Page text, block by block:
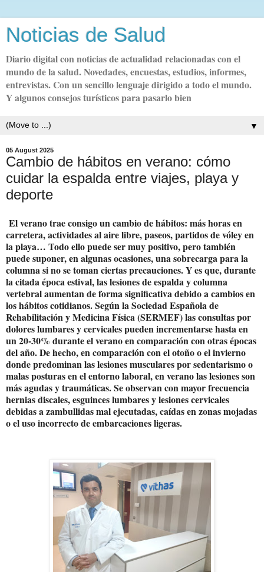
Noticias de Salud
Diario digital con noticias de actualidad relacionadas con el
mundo de la salud. Novedades, encuestas, estudios, informes,
entrevistas. Con un sencillo lenguaje dirigido a todo el mundo.
Y algunos consejos turísticos para pasarlo bien
▼
05 August 2025
Cambio de hábitos en verano: cómo
cuidar la espalda entre viajes, playa y
deporte
El verano trae consigo un cambio de hábitos: más horas en
carretera, actividades al aire libre, paseos, partidos de vóley en
la playa… Todo ello puede ser muy positivo, pero también
puede suponer, en algunas ocasiones, una sobrecarga para la
columna si no se toman ciertas precauciones. Y es que, durante
la citada época estival, las lesiones de espalda y columna
vertebral aumentan de forma significativa debido a cambios en
los hábitos cotidianos. Según la Sociedad Española de
Rehabilitación y Medicina Física (SERMEF) las consultas por
dolores lumbares y cervicales pueden incrementarse hasta en
un 20-30% durante el verano en comparación con otras épocas
del año. De hecho, en comparación con el otoño o el invierno
donde predominan las lesiones musculares por sedentarismo o
malas posturas en el entorno laboral, en verano las lesiones son
más agudas y traumáticas. Se observan con mayor frecuencia
hernias discales, esguinces lumbares y lesiones cervicales
debidas a zambullidas mal ejecutadas, caídas en zonas mojadas
o el uso incorrecto de embarcaciones ligeras.